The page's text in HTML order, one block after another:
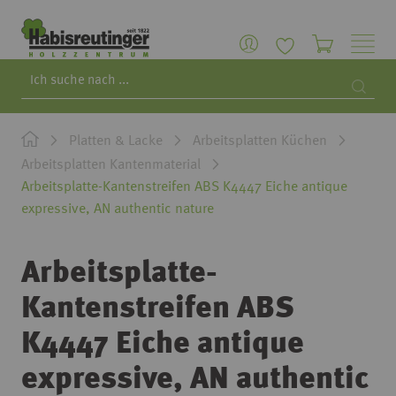
Platten & Lacke
Arbeitsplatten Küchen
Arbeitsplatten Kantenmaterial
Arbeitsplatte-Kantenstreifen ABS K4447 Eiche antique
expressive, AN authentic nature
Arbeitsplatte-
Kantenstreifen ABS
K4447 Eiche antique
expressive, AN authentic